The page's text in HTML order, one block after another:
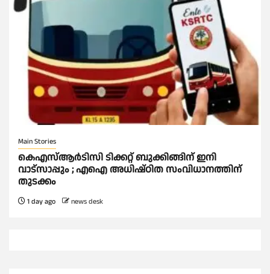
Main Stories
കെഎസ്‌ആര്‍ടിസി ടിക്കറ്റ് ബുക്കിങ്ങിന് ഇനി
വാട്സാപ്പും ; എഐ അധിഷ്‌ഠിത സംവിധാനത്തിന്
തുടക്കം
1 day ago news desk